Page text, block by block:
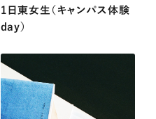
1日東女生（キャンパス体験
day）